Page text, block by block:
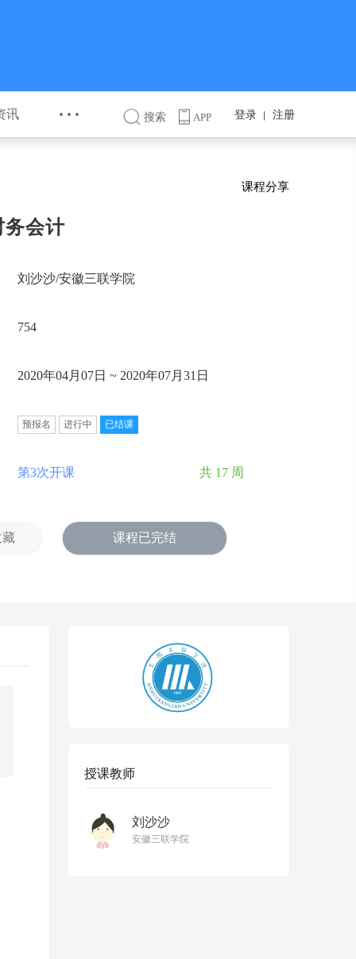
讯 ··· 搜索 APP 登录 注册
课程分享
务会计
刘沙沙/安徽三联学院
754
2020年04月07日 ~ 2020年07月31日
预报名 进行中 已结课
第3次开课 共 17 周
课程已完结
授课教师
刘沙沙
安徽三联学院